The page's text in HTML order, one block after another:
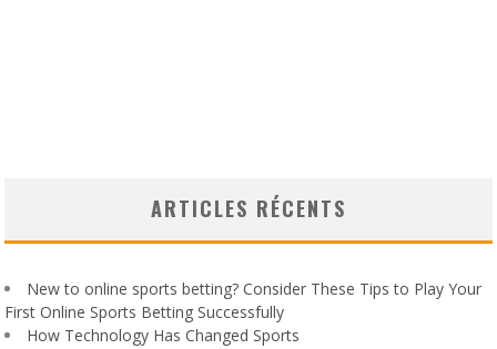
ARTICLES RÉCENTS
New to online sports betting? Consider These Tips to Play Your
First Online Sports Betting Successfully
How Technology Has Changed Sports